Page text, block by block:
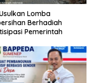
Lomba
Berhadiah
Pemerintah